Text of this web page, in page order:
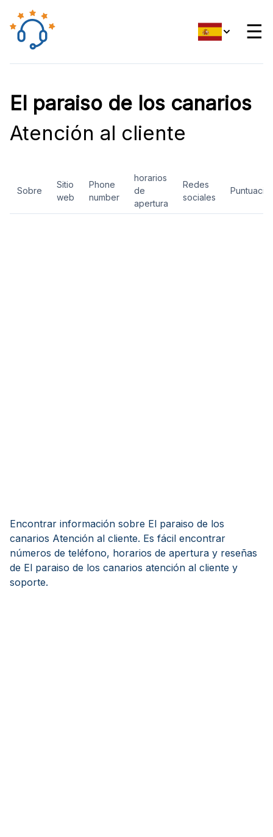
☰
El paraiso de los canarios
Atención al cliente
Sobre
Sitio
web
Phone
number
horarios
de
apertura
Redes
sociales
Encontrar información sobre El paraiso de los
canarios Atención al cliente. Es fácil encontrar
números de teléfono, horarios de apertura y reseñas
de El paraiso de los canarios atención al cliente y
soporte.